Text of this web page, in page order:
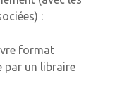
:
format
par un libraire